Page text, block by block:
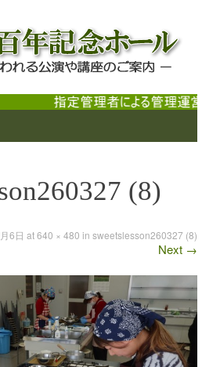
年記念ホール
公演や講座のご案内
(8)
6日 at640 × 480 in sweetslesson260327 (8)
Next →